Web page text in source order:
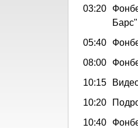
03:20
Барс"
05:40
08:00
10:15
10:20
10:40